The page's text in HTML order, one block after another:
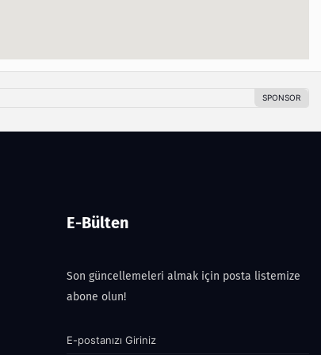
E-Bülten
Son güncellemeleri almak için posta listemize
abone olun!